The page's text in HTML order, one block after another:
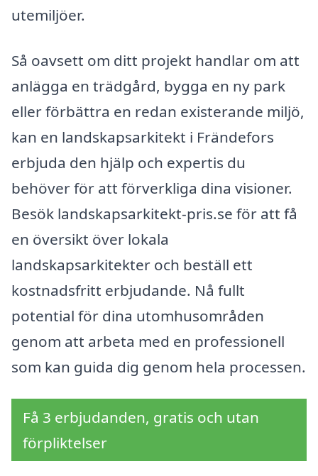
utemiljöer.
Så oavsett om ditt projekt handlar om att
anlägga en trädgård, bygga en ny park
eller förbättra en redan existerande miljö,
kan en landskapsarkitekt i Frändefors
erbjuda den hjälp och expertis du
behöver för att förverkliga dina visioner.
Besök landskapsarkitekt-pris.se för att få
en översikt över lokala
landskapsarkitekter och beställ ett
kostnadsfritt erbjudande. Nå fullt
potential för dina utomhusområden
genom att arbeta med en professionell
som kan guida dig genom hela processen.
Få 3 erbjudanden, gratis och utan
förpliktelser